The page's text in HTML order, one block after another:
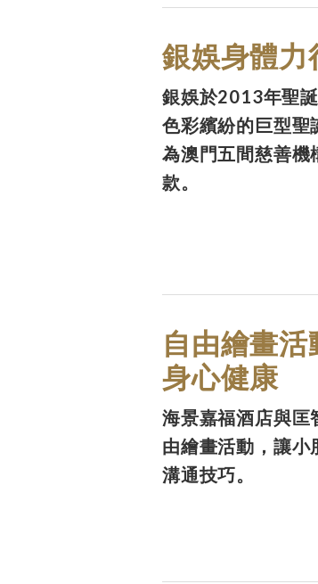
銀娛身體力
銀娛於2013年聖
色彩繽紛的巨型聖
為澳門五間慈善
款。
自由繪畫
身心健康
海景嘉福酒店與匡
由繪畫活動，讓小
溝通技巧。